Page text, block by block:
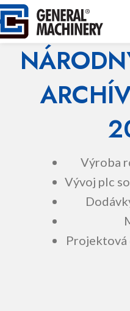
Výroba
Vývoj plc
Projektová